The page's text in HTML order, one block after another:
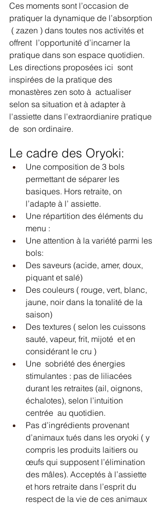
Ces moments sont l’occasion de
pratiquer la dynamique de l’absorption
( zazen ) dans toutes nos activités et
offrent  l’opportunité d’incarner la
pratique dans son espace quotidien.
Les directions proposées ici  sont
inspirées de la pratique des
monastères zen soto à  actualiser
selon sa situation et à adapter à
l'assiette dans l'extraordianire pratique
de  son ordinaire.
Le cadre des Oryoki:
Une composition de 3 bols
permettant de séparer les
basiques. Hors retraite, on
l’adapte à l’ assiette.
Une répartition des éléments du
menu :
Une attention à la variété parmi les
bols:
Des saveurs (acide, amer, doux,
piquant et salé)
Des couleurs ( rouge, vert, blanc,
jaune, noir dans la tonalité de la
saison)
Des textures ( selon les cuissons
sauté, vapeur, frit, mijoté  et en
considérant le cru )
Une  sobriété des énergies
stimulantes : pas de liliacées
durant les retraites (ail, oignons,
échalotes), selon l’intuition
centrée  au quotidien.
Pas d’ingrédients provenant
d’animaux tués dans les oryoki ( y
compris les produits laitiers ou
œufs qui supposent l’élimination
des mâles). Acceptés à l’assiette
et hors retraite dans l’esprit du
respect de la vie de ces animaux